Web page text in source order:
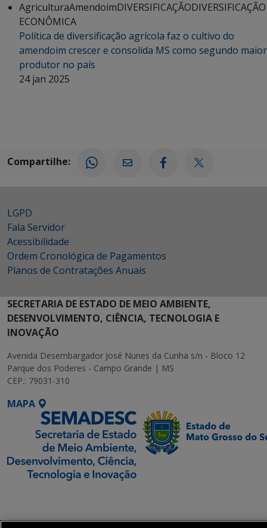
AgriculturaAmendoimDIVERSIFICAÇÃODIVERSIFICAÇÃO
ECONÔMICA
Política de diversificação agrícola faz o cultivo do
amendoim crescer e consolida MS como segundo maior
produtor no país
24 jan 2025
Compartilhe:
LGPD
Fala Servidor
Acessibilidade
Ordem Cronológica de Pagamentos
Planos de Contratações Anuais
SECRETARIA DE ESTADO DE MEIO AMBIENTE,
DESENVOLVIMENTO, CIÊNCIA, TECNOLOGIA E
INOVAÇÃO
Avenida Desembargador José Nunes da Cunha s/n - Bloco 12
Parque dos Poderes - Campo Grande | MS
CEP.: 79031-310
MAPA
Transformação Digital